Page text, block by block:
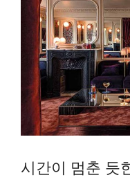
시간이 멈춘 듯